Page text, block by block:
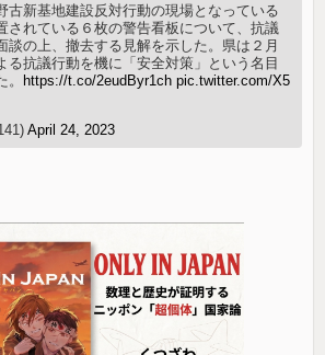
古新基地建設反対行動の現場となっている
されている６枚の警告看板について、抗議
談の上、撤去する見解を示した。県は２月
る抗議行動を機に「安全対策」という名目
https://t.co/2eudByr1ch pic.twitter.com/X5
April 24, 2023